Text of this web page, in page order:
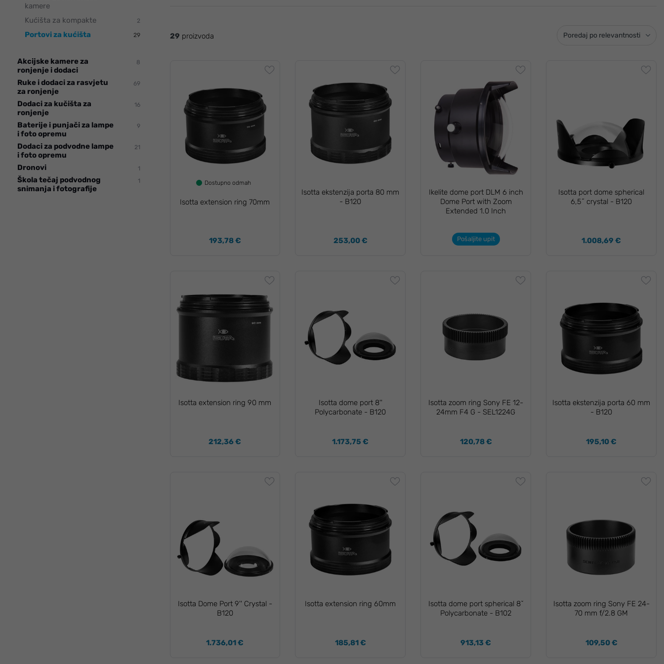
kamere
Kućišta za kompakte 2
Portovi za kućišta 29
Akcijske kamere za
ronjenje i dodaci
8
Ruke i dodaci za rasvjetu
za ronjenje
69
Dodaci za kučišta za
ronjenje
16
Baterije i punjači za lampe
i foto opremu
9
Dodaci za podvodne lampe
i foto opremu
21
Dronovi 1
Škola tečaj podvodnog
snimanja i fotografije
1
29 proizvoda Poredaj po relevantnosti
Dostupno odmah
Isotta extension ring 70mm
193,78 €
Isotta ekstenzija porta 80 mm
- B120
253,00 €
Ikelite dome port DLM 6 inch
Dome Port with Zoom
Extended 1.0 Inch
Pošaljite upit
Isotta port dome spherical
6,5˝ crystal - B120
1.008,69 €
Isotta extension ring 90 mm
212,36 €
Isotta dome port 8''
Polycarbonate - B120
1.173,75 €
Isotta zoom ring Sony FE 12-
24mm F4 G - SEL1224G
120,78 €
Isotta ekstenzija porta 60 mm
- B120
195,10 €
Isotta Dome Port 9'' Crystal -
B120
1.736,01 €
Isotta extension ring 60mm
185,81 €
Isotta dome port spherical 8ˇ
Polycarbonate - B102
913,13 €
Isotta zoom ring Sony FE 24-
70 mm f/2.8 GM
109,50 €